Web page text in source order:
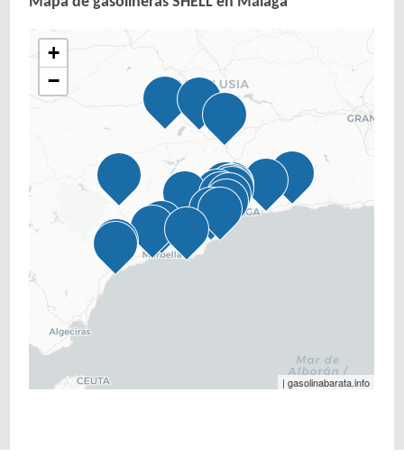
+
−
| gasolinabarata.info